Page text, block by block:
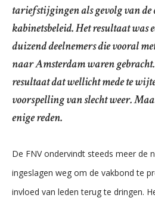
tariefstijgingen als gevolg van de
kabinetsbeleid. Het resultaat was
duizend deelnemers die vooral
naar Amsterdam waren
resultaat dat wellicht mede te
voorspelling van slecht weer.
enige reden.
De FNV ondervindt steeds meer de
ingeslagen weg om de vakbond te
invloed van leden terug te dringen.